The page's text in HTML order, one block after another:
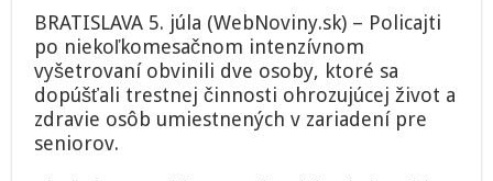
ktorí
ohrozovali
život
seniorov
v
domove
dôchodcov
BRATISLAVA 5. júla (WebNoviny.sk) – Policajti
po niekoľkomesačnom intenzívnom
vyšetrovaní obvinili dve osoby, ktoré sa
dopúšťali trestnej činnosti ohrozujúcej život a
zdravie osôb umiestnených v zariadení pre
seniorov.